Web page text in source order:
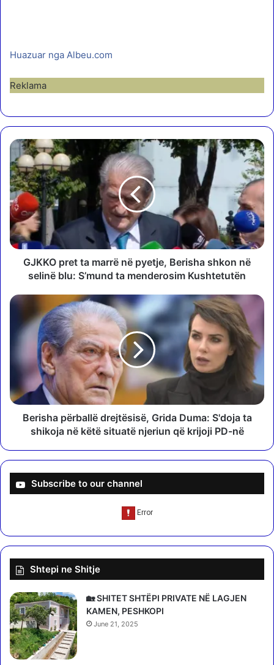
Huazuar nga Albeu.com
Reklama
G
K
K
O
p
r
e
t
a
y
e
,
r
a
s
k
o
n
n
ë
s
e
GJKKO pret ta marrë në pyetje, Berisha shkon në
selinë blu: S’mund ta menderosim Kushtetutën
B
p
ë
d
t
ë
s
ë
,
G
r
Berisha përballë drejtësisë, Grida Duma: S'doja ta
shikoja në këtë situatë njeriun që krijoji PD-në
Subscribe to our channel
Shtepi ne Shitje
🏡 SHITET SHTËPI PRIVATE NË LAGJEN
KAMEN, PESHKOPI
June 21, 2025